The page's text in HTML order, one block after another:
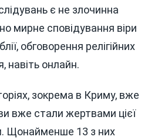
є не злочинна
мирне сповідування віри
обговорення релігійних
навіть онлайн.
зокрема в Криму, вже
вже стали жертвами цієї
Щонайменше 13 з них